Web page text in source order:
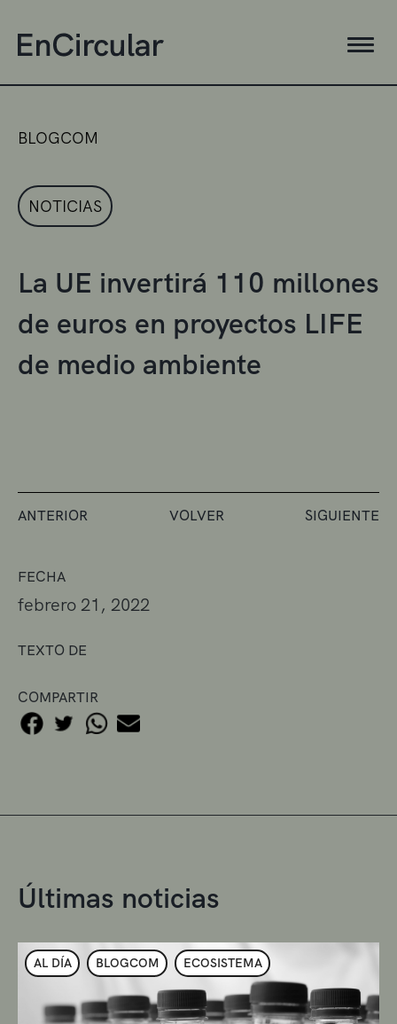
FECHA
febrero 21, 2022
TEXTO DE
COMPARTIR
BLOGCOM
NOTICIAS
La UE invertirá 110 millones
de euros en proyectos LIFE
de medio ambiente
ANTERIOR VOLVER SIGUIENTE
Últimas noticias
AL DÍA BLOGCOM ECOSISTEMA